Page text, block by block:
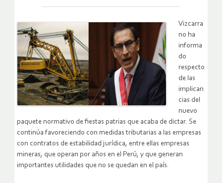
Vizcarra
no ha
informa
do
respecto
de las
implican
cias del
nuevo
paquete normativo de fiestas patrias que acaba de dictar. Se
continúa favoreciendo con medidas tributarias a las empresas
con contratos de estabilidad jurídica, entre ellas empresas
mineras, que operan por años en el Perú, y que generan
importantes utilidades que no se quedan en el país.